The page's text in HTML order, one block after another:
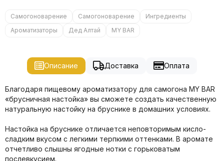
Самогоноварение Самогоноварение
Ингредиенты
Ароматизаторы
Дед Алтай MY BAR
Описание Доставка Оплата
Благодаря пищевому ароматизатору для самогона MY BAR
«брусничная настойка» вы сможете создать качественную
натуральную настойку на бруснике в домашних условиях.
Настойка на бруснике отличается неповторимым кисло-
сладким вкусом с легкими терпкими оттенками. В аромате
отчетливо слышны ягодные нотки с горьковатым
послевкусием.